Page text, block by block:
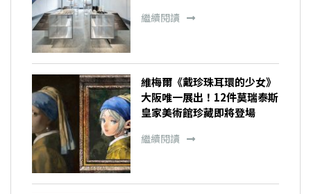
繼續閱讀
維梅爾《戴珍珠耳環的少女》
大阪唯一展出！12件莫瑞泰斯
皇家美術館珍藏即將登場
繼續閱讀